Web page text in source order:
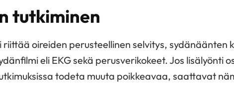
tutkiminen
riittää oireiden perusteellinen selvitys, sydänäänten
eli EKG sekä perusverikokeet. Jos lisälyönti
todeta muuta poikkeavaa, saattavat